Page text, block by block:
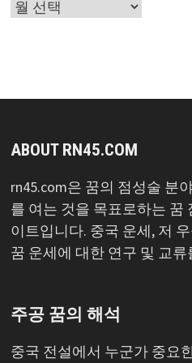
글
ABOUT RN45.COM
rn45.com은 꿈의 점성술 분
를 여는 것을 목표로하는 꿈
이트입니다. 중국 운세, 저
꿈 운세에 대한 연구 및 교
주공 꿈의 해석
중국 전설에서 누군가 중요